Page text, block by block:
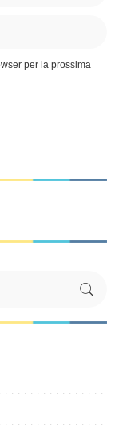
per la prossima